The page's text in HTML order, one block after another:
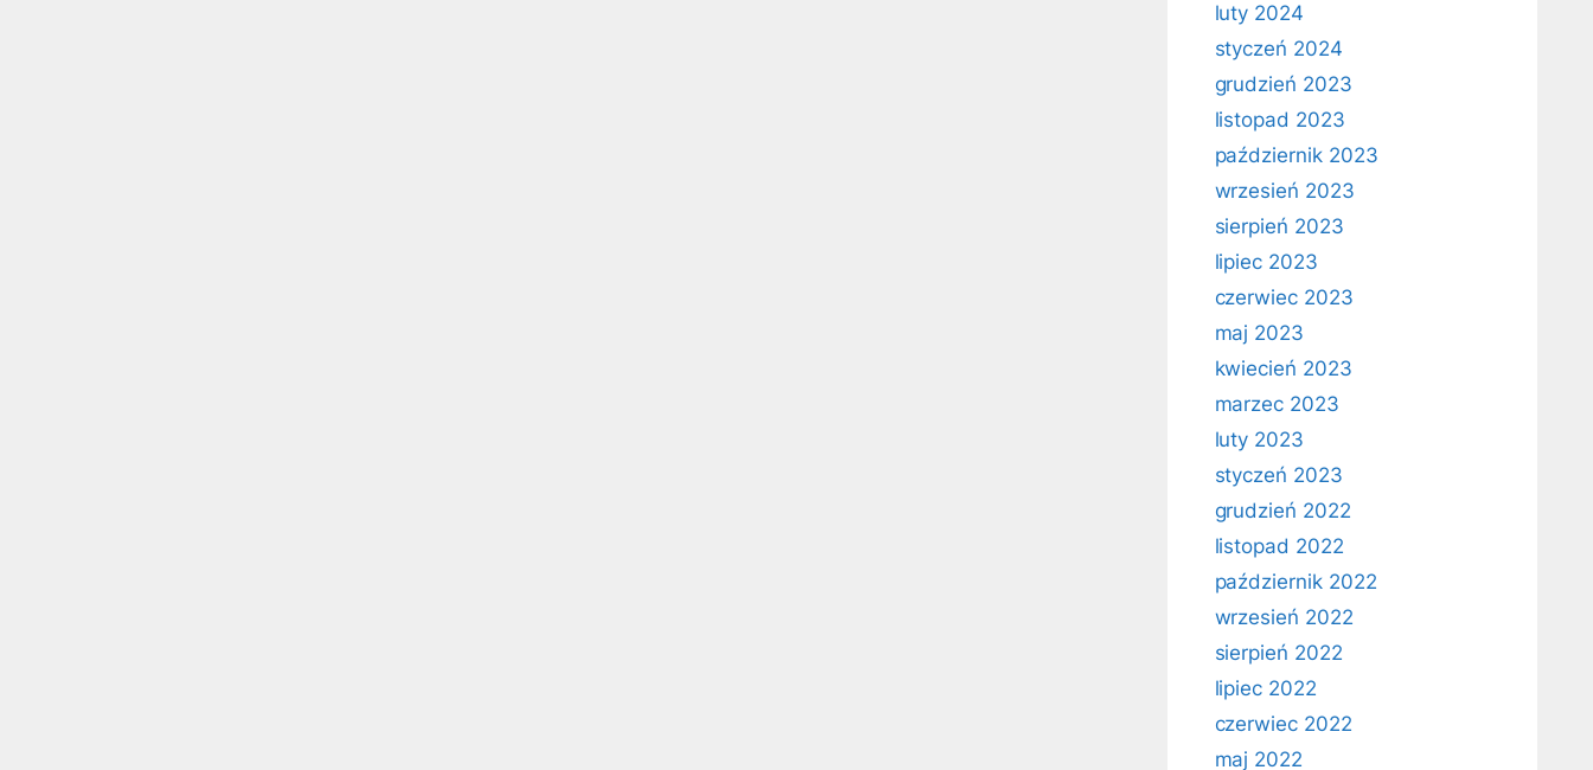
luty 2024
styczeń 2024
grudzień 2023
listopad 2023
październik 2023
wrzesień 2023
sierpień 2023
lipiec 2023
czerwiec 2023
maj 2023
kwiecień 2023
marzec 2023
luty 2023
styczeń 2023
grudzień 2022
listopad 2022
październik 2022
wrzesień 2022
sierpień 2022
lipiec 2022
czerwiec 2022
maj 2022